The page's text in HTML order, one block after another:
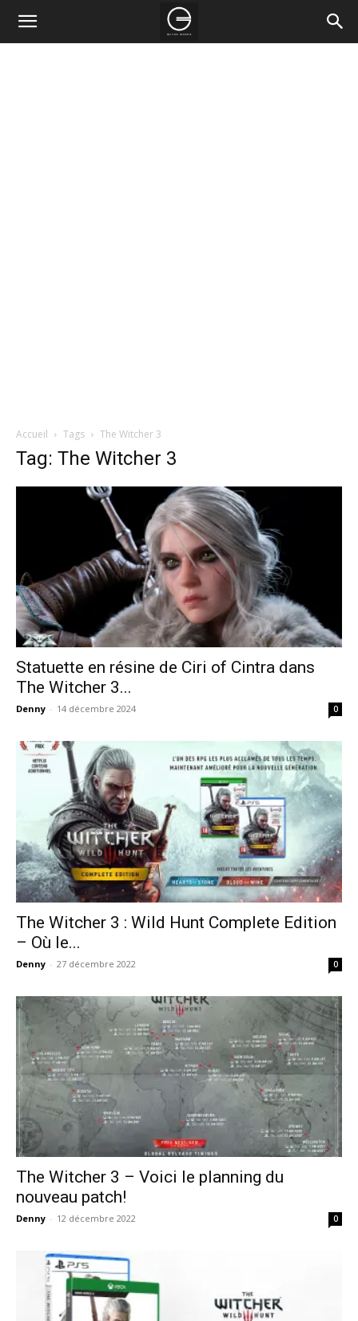
Accueil Tags The Witcher 3
Tag: The Witcher 3
Statuette en résine de Ciri of Cintra dans
The Witcher 3...
Denny - 14 décembre 2024 0
The Witcher 3 : Wild Hunt Complete Edition
– Où le...
Denny - 27 décembre 2022 0
The Witcher 3 – Voici le planning du
nouveau patch!
Denny - 12 décembre 2022 0